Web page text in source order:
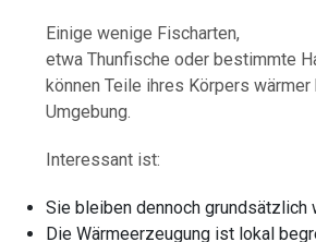
Einige wenige Fischarten,
etwa Thunfische oder bestimmte
können Teile ihres Körpers wärmer
Umgebung.
Interessant ist:
Sie bleiben dennoch grundsätzlich
Die Wärmeerzeugung ist lokal